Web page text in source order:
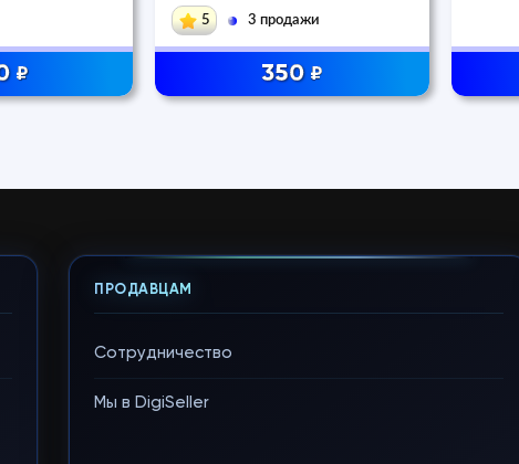
₽
5 3 продажи
350 ₽
ПРОДАВЦАМ
Сотрудничество
Мы в DigiSeller